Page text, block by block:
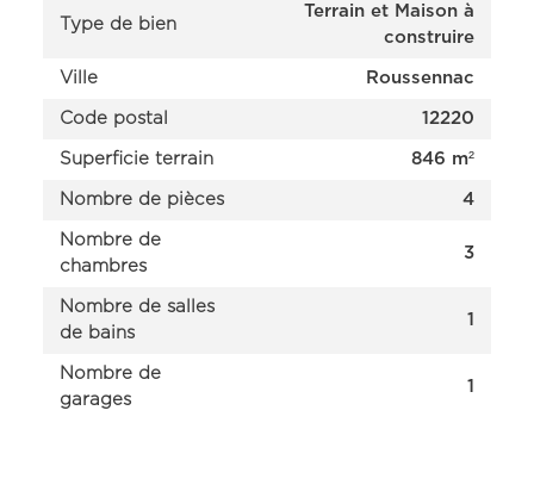
Nos projets en cours d’étude
Type de bien
Terrain et Maison à
construire
Ville Roussennac
Code postal 12220
Superficie terrain 846 m²
Nombre de pièces 4
Nombre de
chambres
3
Nombre de salles
de bains
1
Nombre de
garages
1